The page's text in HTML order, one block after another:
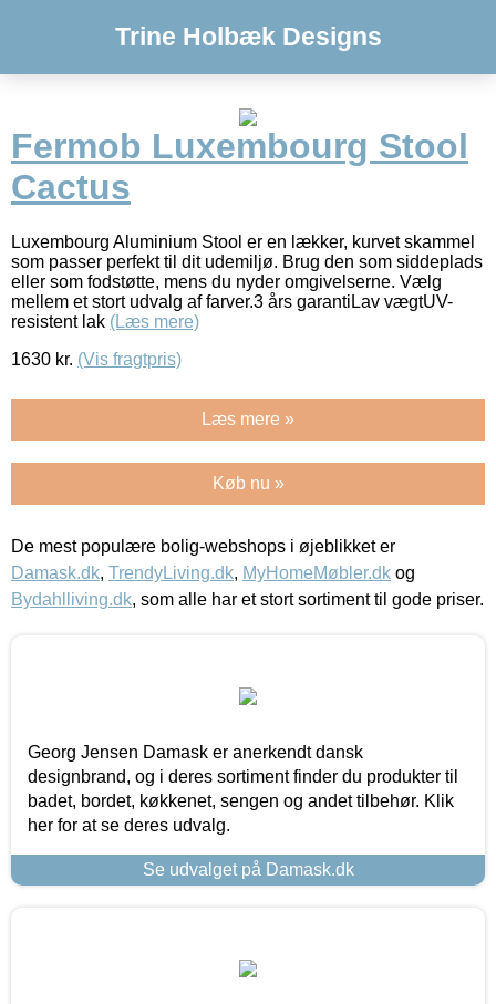
Trine Holbæk Designs
Fermob Luxembourg Stool
Cactus
Luxembourg Aluminium Stool er en lækker, kurvet skammel
som passer perfekt til dit udemiljø. Brug den som siddeplads
eller som fodstøtte, mens du nyder omgivelserne. Vælg
mellem et stort udvalg af farver.3 års garantiLav vægtUV-
resistent lak (Læs mere)
1630 kr. (Vis fragtpris)
Læs mere »
Køb nu »
De mest populære bolig-webshops i øjeblikket er
Damask.dk, TrendyLiving.dk, MyHomeMøbler.dk og
Bydahlliving.dk, som alle har et stort sortiment til gode priser.
Georg Jensen Damask er anerkendt dansk
designbrand, og i deres sortiment finder du produkter til
badet, bordet, køkkenet, sengen og andet tilbehør. Klik
her for at se deres udvalg.
Se udvalget på Damask.dk